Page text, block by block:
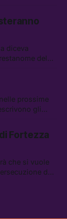
la coalizione, e
agenti IA
diceva
del
di
stata
prossime
gli
stati arrestati
Fortezza
che si vuole
dei
sotto il